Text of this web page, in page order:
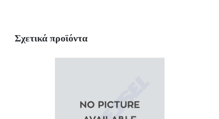
Σχετικά προϊόντα